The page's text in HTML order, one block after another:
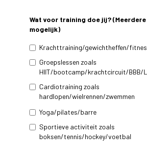
Wat voor training doe jij?
mogelijk)
Krachttraining/gewichtheffen/
Groepslessen zoals
HIIT/bootcamp/krachtcircuit/BBB/
Cardiotraining zoals
hardlopen/wielrennen/zwemmen
Yoga/pilates/barre
Sportieve activiteit zoals
boksen/tennis/hockey/voetbal